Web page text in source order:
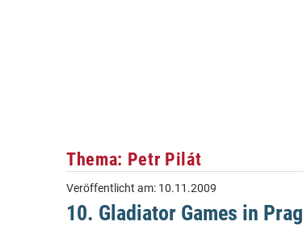
Thema: Petr Pilát
Veröffentlicht am: 10.11.2009
10. Gladiator Games in Prag